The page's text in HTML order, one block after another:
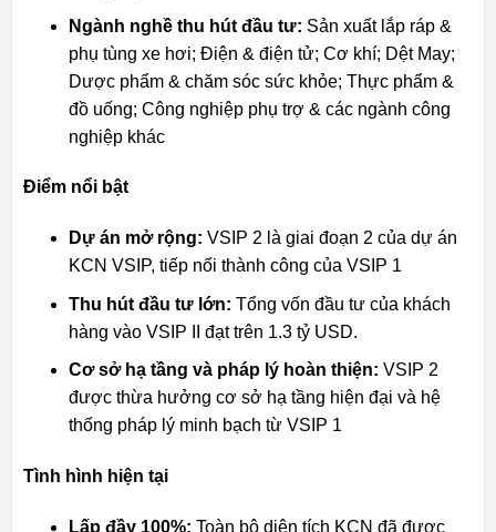
Ngành nghề thu hút đầu tư: Sản xuất lắp ráp &
phụ tùng xe hơi; Điện & điện tử; Cơ khí; Dệt May;
Dược phẩm & chăm sóc sức khỏe; Thực phẩm &
đồ uống; Công nghiệp phụ trợ & các ngành công
nghiệp khác
Điểm nổi bật
Dự án mở rộng: VSIP 2 là giai đoạn 2 của dự án
KCN VSIP, tiếp nối thành công của VSIP 1
Thu hút đầu tư lớn: Tổng vốn đầu tư của khách
hàng vào VSIP II đạt trên 1.3 tỷ USD.
Cơ sở hạ tầng và pháp lý hoàn thiện: VSIP 2
được thừa hưởng cơ sở hạ tầng hiện đại và hệ
thống pháp lý minh bạch từ VSIP 1
Tình hình hiện tại
Lấp đầy 100%: Toàn bộ diện tích KCN đã được